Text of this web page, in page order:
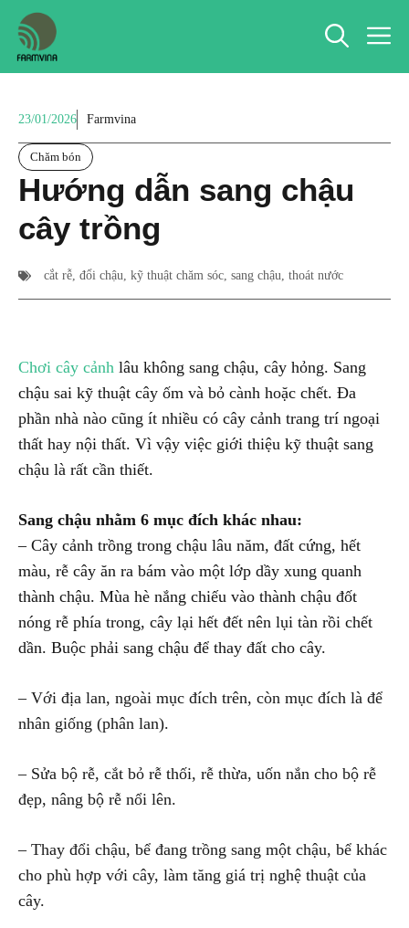
Chuyển
đến
nội
23/01/2026 Farmvina
Chăm bón
Hướng dẫn sang chậu
cây trồng
cắt rễ, đổi chậu, kỹ thuật chăm sóc, sang chậu, thoát nước
Chơi cây cảnh lâu không sang chậu, cây hỏng. Sang
chậu sai kỹ thuật cây ốm và bỏ cành hoặc chết. Đa
phần nhà nào cũng ít nhiều có cây cảnh trang trí ngoại
thất hay nội thất. Vì vậy việc giới thiệu kỹ thuật sang
chậu là rất cần thiết.
Sang chậu nhằm 6 mục đích khác nhau:
– Cây cảnh trồng trong chậu lâu năm, đất cứng, hết
màu, rễ cây ăn ra bám vào một lớp dầy xung quanh
thành chậu. Mùa hè nắng chiếu vào thành chậu đốt
nóng rễ phía trong, cây lại hết đết nên lụi tàn rồi chết
dần. Buộc phải sang chậu để thay đất cho cây.
– Với địa lan, ngoài mục đích trên, còn mục đích là để
nhân giống (phân lan).
– Sửa bộ rễ, cắt bỏ rễ thối, rễ thừa, uốn nắn cho bộ rễ
đẹp, nâng bộ rễ nổi lên.
– Thay đổi chậu, bể đang trồng sang một chậu, bể khác
cho phù hợp với cây, làm tăng giá trị nghệ thuật của
cây.